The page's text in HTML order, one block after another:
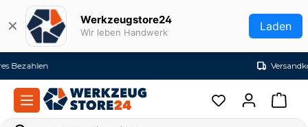
Zum Hauptinhalt springen
✕ Werkzeugstore24
Wir leben Handwerk Laden